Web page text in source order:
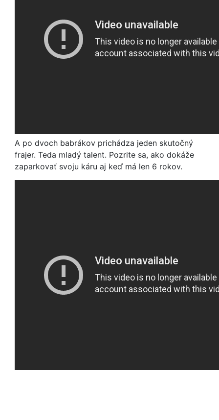
A po dvoch babrákov prichádza jeden skutočný
frajer. Teda mladý talent. Pozrite sa, ako dokáže
zaparkovať svoju káru aj keď má len 6 rokov.